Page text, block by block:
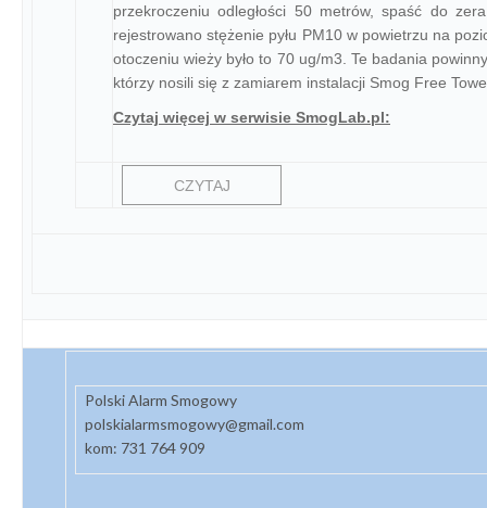
przekroczeniu odległości 50 metrów, spaść do
rejestrowano stężenie pyłu PM10 w powietrzu na
otoczeniu wieży było to 70 ug/m3. Te badania
którzy nosili się z zamiarem instalacji Smog Free
Czytaj więcej w serwisie SmogLab.pl:
CZYTAJ
Polski Alarm Smogowy
polskialarmsmogowy@gmail.com
kom: 731 764 909